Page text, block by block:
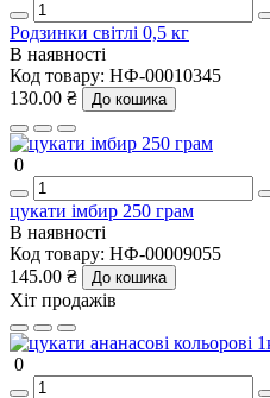
Родзинки світлі 0,5 кг
В наявності
Код товару: НФ-00010345
130.00 ₴
До кошика
0
цукати імбир 250 грам
В наявності
Код товару: НФ-00009055
145.00 ₴
До кошика
Хіт продажів
0